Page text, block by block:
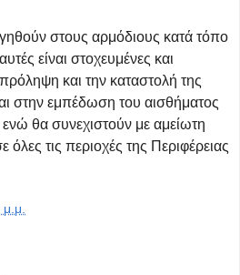
στους αρμόδιους κατά τόπο
είναι στοχευμένες και
και την καταστολή της
στην εμπέδωση του αισθήματος
θα συνεχιστούν με αμείωτη
όλες τις περιοχές της Περιφέρειας
1:49 μ.μ.